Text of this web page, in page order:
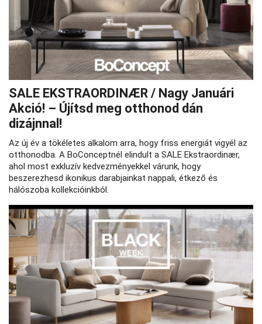
SALE EKSTRAORDINÆR / Nagy Januári
Akció! – Újítsd meg otthonod dán
dizájnnal!
Az új év a tökéletes alkalom arra, hogy friss energiát vigyél az
otthonodba. A BoConceptnél elindult a SALE Ekstraordinær,
ahol most exkluzív kedvezményekkel várunk, hogy
beszerezhesd ikonikus darabjainkat nappali, étkező és
hálószoba kollekcióinkból.